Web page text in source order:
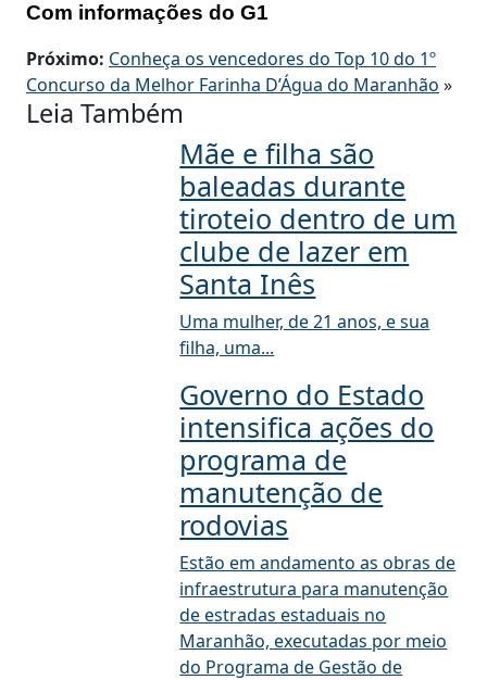
Com informações do G1
Próximo: Conheça os vencedores do Top 10 do 1º
Concurso da Melhor Farinha D’Água do Maranhão »
Leia Também
Mãe e filha são
baleadas durante
tiroteio dentro de um
clube de lazer em
Santa Inês
Uma mulher, de 21 anos, e sua
filha, uma...
Governo do Estado
intensifica ações do
programa de
manutenção de
rodovias
Estão em andamento as obras de
infraestrutura para manutenção
de estradas estaduais no
Maranhão, executadas por meio
do Programa de Gestão de